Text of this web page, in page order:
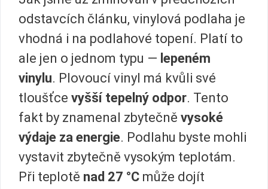
odstavcích článku, vinylová podlaha je
vhodná i na podlahové topení. Platí to
ale jen o jednom typu — lepeném
vinylu. Plovoucí vinyl má kvůli své
tloušťce vyšší tepelný odpor. Tento
fakt by znamenal zbytečně vysoké
výdaje za energie. Podlahu byste mohli
vystavit zbytečně vysokým teplotám.
Při teplotě nad 27 °C může dojít